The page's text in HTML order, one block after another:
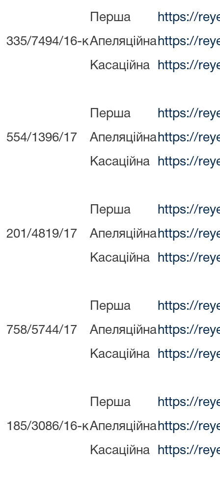
335/7494/16-к
Перша https://
Апеляційна https://
Касаційна https://
554/1396/17
Перша https://
Апеляційна https://
Касаційна https://
201/4819/17
Перша https://
Апеляційна https://
Касаційна https://
758/5744/17
Перша https://
Апеляційна https://
Касаційна https://
185/3086/16-к
Перша https://
Апеляційна https://
Касаційна https://